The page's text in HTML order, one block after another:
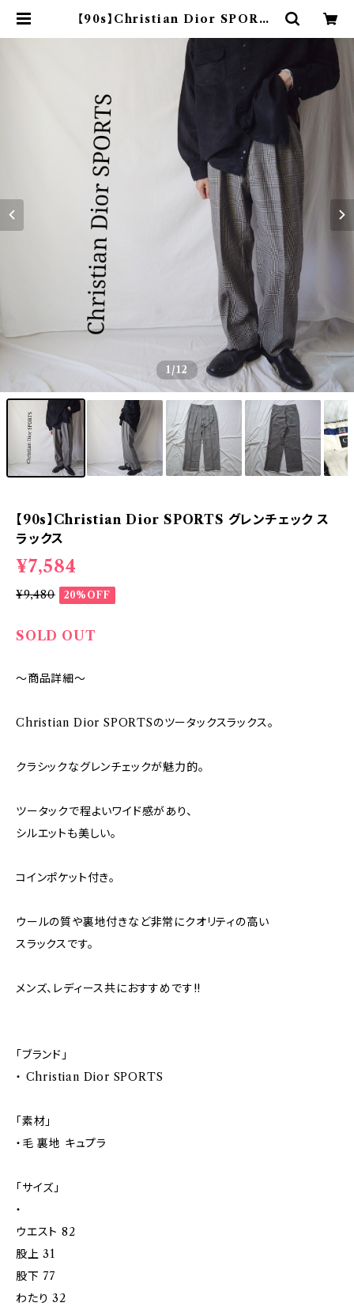
【90s】Christian Dior SPORTS
ン古着屋 9chord
1/12
【90s】Christian Dior SPORTS グレンチェック ス
ラックス
¥7,584
¥9,480 20%OFF
SOLD OUT
～商品詳細～
Christian Dior SPORTSのツータックスラックス。
クラシックなグレンチェックが魅力的。
ツータックで程よいワイド感があり、
シルエットも美しい。
コインポケット付き。
ウールの質や裏地付きなど非常にクオリティの高い
スラックスです。
メンズ、レディース共におすすめです!!
「ブランド」
・ Christian Dior SPORTS
「素材」
・毛 裏地 キュプラ
「サイズ」
・
ウエスト 82
股上 31
股下 77
わたり 32